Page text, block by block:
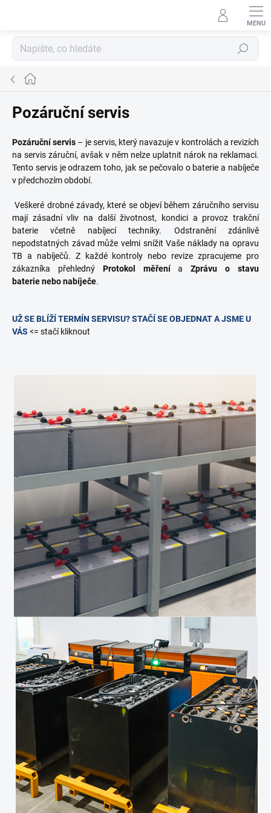
Hledat
Domů
Pozáruční servis
Pozáruční servis – je servis, který navazuje v kontrolách a revizích
na servis záruční, avšak v něm nelze uplatnit nárok na reklamaci.
Tento servis je odrazem toho, jak se pečovalo o baterie a nabíječe
v předchozím období.
Veškeré drobné závady, které se objeví během záručního servisu
mají zásadní vliv na další životnost, kondici a provoz trakční
baterie včetně nabíjecí techniky. Odstranění zdánlivě
nepodstatných závad může velmi snížit Vaše náklady na opravu
TB a nabíječů. Z každé kontroly nebo revize zpracujeme pro
zákazníka přehledný Protokol měřeníaZprávu o stavu
baterienebo nabíječe.
UŽ SE BLÍŽÍ TERMÍN SERVISU? STAČÍ SE OBJEDNAT A JSME U
VÁS <= stačí kliknout